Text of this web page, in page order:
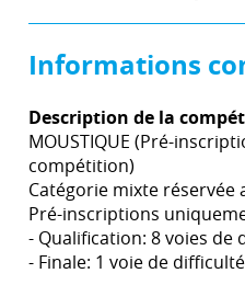
Informations
Description de la
MOUSTIQUE (Pré-
compétition)
Catégorie mixte réservée
Pré-inscriptions
- Qualification: 8 voies
- Finale: 1 voie de